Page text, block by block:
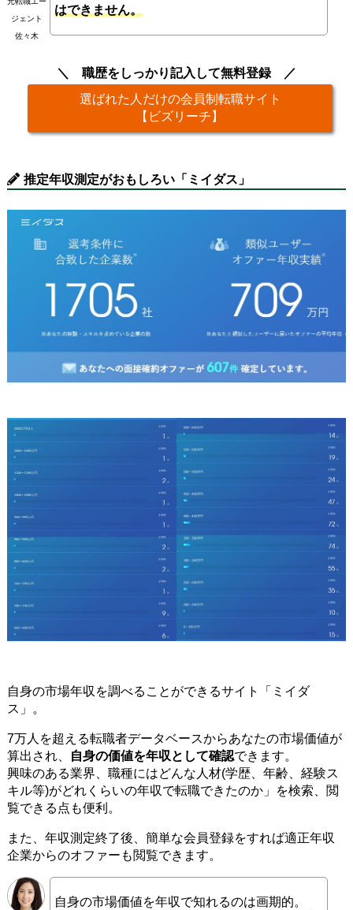
ジェント
佐々木
はできません。
職歴をしっかり記入して無料登録
選ばれた人だけの会員制転職サイト
【ビズリーチ】
推定年収測定がおもしろい「ミイダス」
自身の市場年収を調べることができるサイト「ミイダ
ス」。
7万人を超える転職者データベースからあなたの市場価値が
算出され、
自身の価値を年収として確認できます。
興味のある業界、職種にはどんな人材(学歴、年齢、経験ス
キル等)がどれくらいの年収で転職できたのか」を検索、閲
覧できる点も便利。
また、年収測定終了後、簡単な会員登録をすれば適正年収
企業からのオファーも閲覧できます。
自身の市場価値を年収で知れるのは画期的。